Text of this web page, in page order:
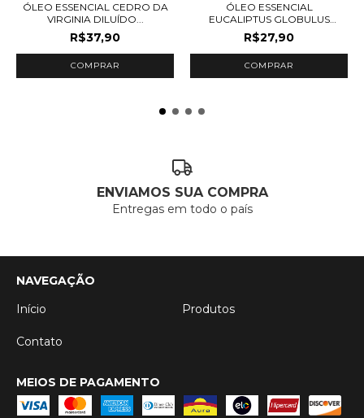
ÓLEO ESSENCIAL CEDRO DA
VIRGINIA DILUÍDO...
R$37,90
ÓLEO ESSENCIAL
EUCALIPTUS GLOBULUS
10ML...
R$27,90
ENVIAMOS SUA COMPRA
Entregas em todo o país
NAVEGAÇÃO
Início
Produtos
Contato
MEIOS DE PAGAMENTO